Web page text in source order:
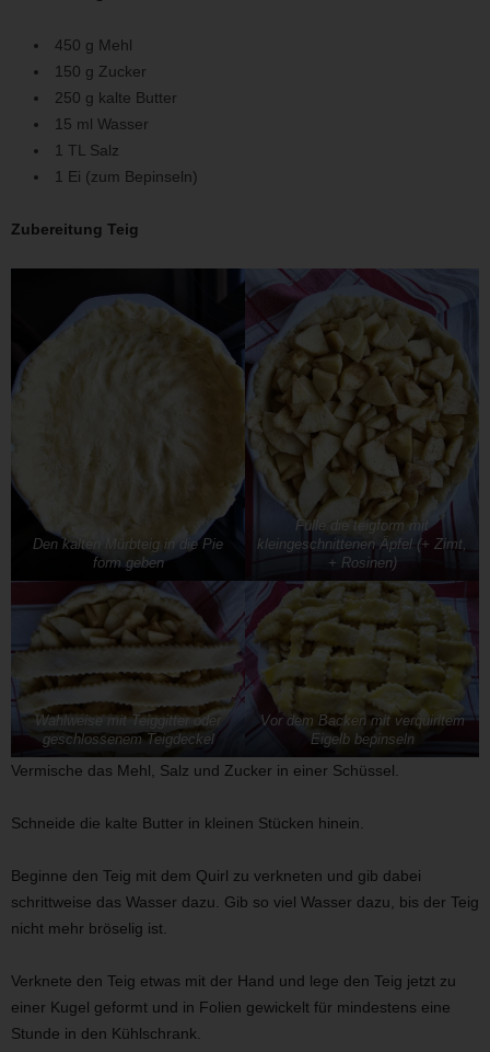
450 g Mehl
150 g Zucker
250 g kalte Butter
15 ml Wasser
1 TL Salz
1 Ei (zum Bepinseln)
Zubereitung Teig
Den kalten Mürbteig in die Pie
form geben
Fülle die teigform mit
kleingeschnittenen Äpfel (+ Zimt,
+ Rosinen)
Wahlweise mit Teiggitter oder
geschlossenem Teigdeckel
Vor dem Backen mit verquirltem
Eigelb bepinseln
Vermische das Mehl, Salz und Zucker in einer Schüssel.
Schneide die kalte Butter in kleinen Stücken hinein.
Beginne den Teig mit dem Quirl zu verkneten und gib dabei
schrittweise das Wasser dazu. Gib so viel Wasser dazu, bis der Teig
nicht mehr bröselig ist.
Verknete den Teig etwas mit der Hand und lege den Teig jetzt zu
einer Kugel geformt und in Folien gewickelt für mindestens eine
Stunde in den Kühlschrank.